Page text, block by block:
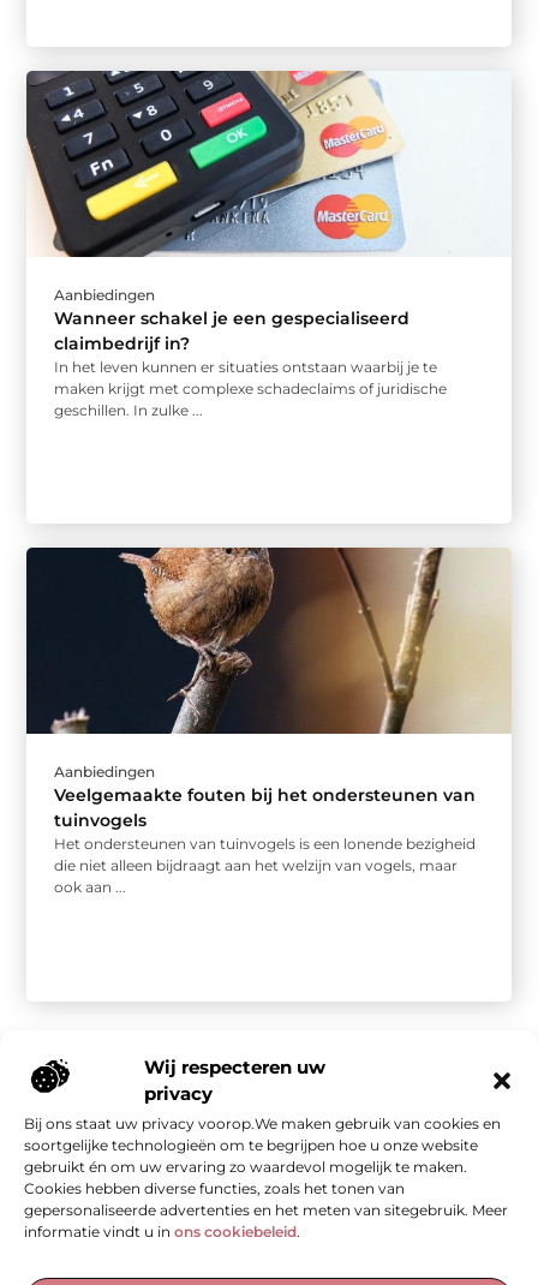
Wij respecteren uw
privacy
Bij ons staat uw privacy voorop.We maken gebruik van cookies en
soortgelijke technologieën om te begrijpen hoe u onze website
gebruikt én om uw ervaring zo waardevol mogelijk te maken.
Cookies hebben diverse functies, zoals het tonen van
gepersonaliseerde advertenties en het meten van sitegebruik. Meer
informatie vindt u in ons cookiebeleid.
Aanbiedingen
Wanneer schakel je een gespecialiseerd
claimbedrijf in?
In het leven kunnen er situaties ontstaan waarbij je te
maken krijgt met complexe schadeclaims of juridische
geschillen. In zulke ...
Aanbiedingen
Veelgemaakte fouten bij het ondersteunen van
tuinvogels
Het ondersteunen van tuinvogels is een lonende bezigheid
die niet alleen bijdraagt aan het welzijn van vogels, maar
ook aan ...
Onze informatie